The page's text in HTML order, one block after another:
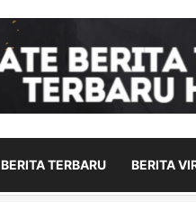
BERITA TERBARU BERITA